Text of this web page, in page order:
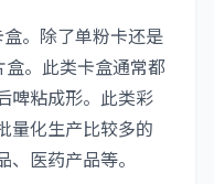
。除了单粉卡还是
盒。此类卡盒通常都
啤粘成形。此类彩
量化生产比较多的
医药产品等。